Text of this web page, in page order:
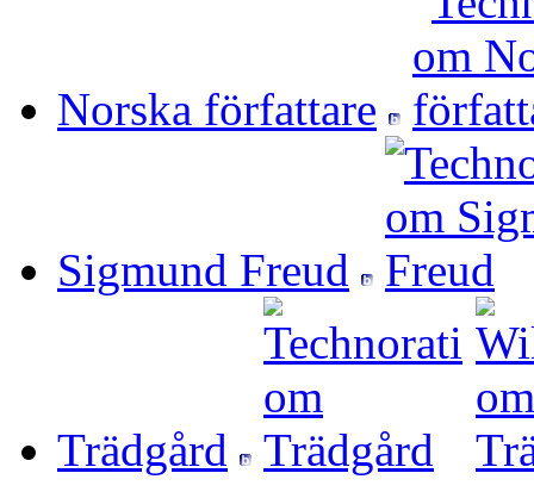
Norska författare
Sigmund Freud
Trädgård